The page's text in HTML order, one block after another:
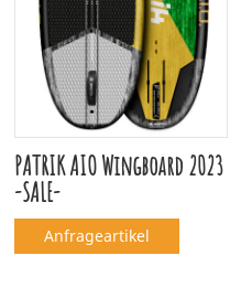
PATRIK AIO Wingboard 2023
-SALE-
Anfrageartikel